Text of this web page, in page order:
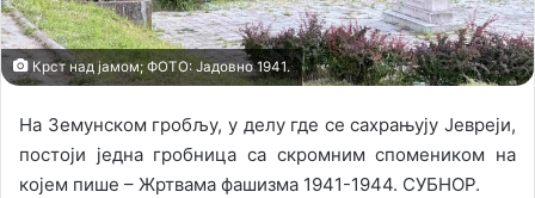
Крст над јамом; ФОТО: Јадовно 1941.
На Земунском гробљу, у делу где се сахрањују Јевреји,
постоји једна гробница са скромним спомеником на
којем пише – Жртвама фашизма 1941-1944. СУБНОР.